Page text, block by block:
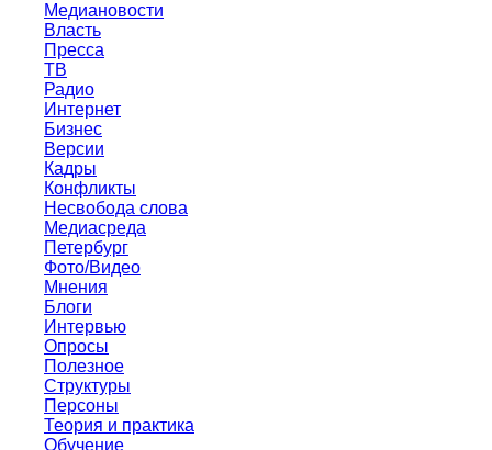
Медиановости
Власть
Пресса
ТВ
Радио
Интернет
Бизнес
Версии
Кадры
Конфликты
Несвобода слова
Медиасреда
Петербург
Фото/Видео
Мнения
Блоги
Интервью
Опросы
Полезное
Структуры
Персоны
Теория и практика
Обучение